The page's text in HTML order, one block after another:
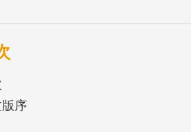
儀揭示了各文體中女子的種種形
序